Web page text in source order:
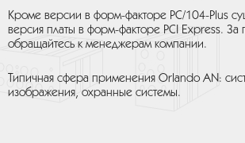
Кроме версии в форм-факторе PC/104-Plus
версия платы в форм-факторе PCI Express. За
обращайтесь к менеджерам компании.
Типичная сфера применения Orlando AN:
изображения, охранные системы.